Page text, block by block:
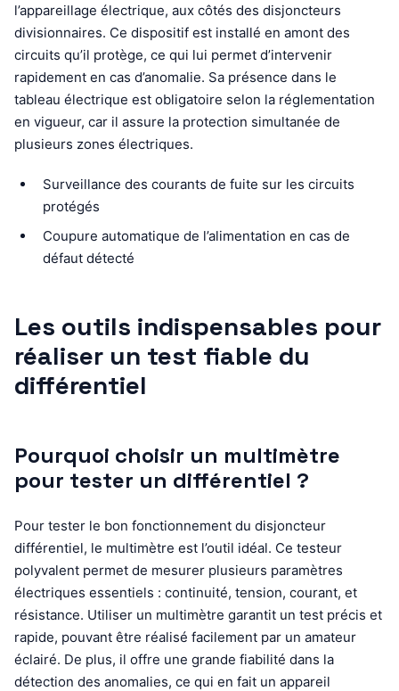
l’appareillage électrique, aux côtés des disjoncteurs
divisionnaires. Ce dispositif est installé en amont des
circuits qu’il protège, ce qui lui permet d’intervenir
rapidement en cas d’anomalie. Sa présence dans le
tableau électrique est obligatoire selon la réglementation
en vigueur, car il assure la protection simultanée de
plusieurs zones électriques.
Surveillance des courants de fuite sur les circuits
protégés
Coupure automatique de l’alimentation en cas de
défaut détecté
Les outils indispensables pour
réaliser un test fiable du
différentiel
Pourquoi choisir un multimètre
pour tester un différentiel ?
Pour tester le bon fonctionnement du disjoncteur
différentiel, le multimètre est l’outil idéal. Ce testeur
polyvalent permet de mesurer plusieurs paramètres
électriques essentiels : continuité, tension, courant, et
résistance. Utiliser un multimètre garantit un test précis et
rapide, pouvant être réalisé facilement par un amateur
éclairé. De plus, il offre une grande fiabilité dans la
détection des anomalies, ce qui en fait un appareil